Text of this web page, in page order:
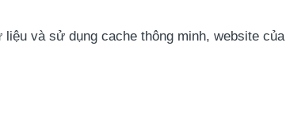
và sử dụng cache thông minh, website